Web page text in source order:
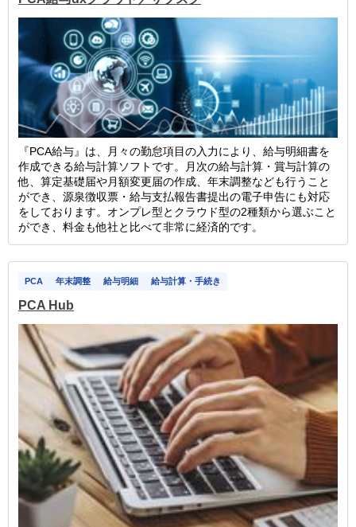
『PCA給与』は、月々の勤怠項目の入力により、給与明細書を
作成できる給与計算ソフトです。月次の給与計算・賞与計算の
他、算定基礎届や月額変更届の作成、年末調整なども行うこと
ができ、源泉徴収票・給与支払報告書提出の電子申告にも対応
をしております。オンプレ型とクラウド型の2種類から選ぶこと
ができ、料金も他社と比べて非常に経済的です。
PCA 年末調整 給与明細 給与計算・手続き
PCA Hub